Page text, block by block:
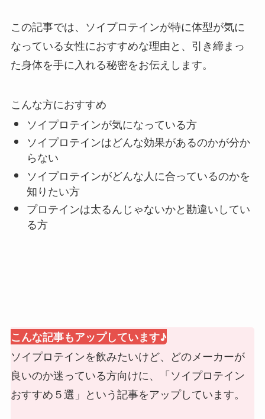
この記事では、ソイプロテインが特に体型が気に
なっている女性におすすめな理由と、引き締まっ
た身体を手に入れる秘密をお伝えします。
こんな方におすすめ
ソイプロテインが気になっている方
ソイプロテインはどんな効果があるのかが分か
らない
ソイプロテインがどんな人に合っているのかを
知りたい方
プロテインは太るんじゃないかと勘違いしてい
る方
こんな記事もアップしています♪
ソイプロテインを飲みたいけど、どのメーカーが
良いのか迷っている方向けに、「ソイプロテイン
おすすめ５選」という記事をアップしています。